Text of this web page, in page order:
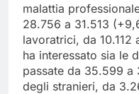
malattia
28.756 a 31.513
lavoratrici, da 10.112
ha interessato sia le
passate da 35.599
degli stranieri, da